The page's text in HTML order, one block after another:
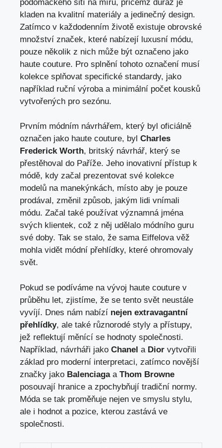
podomáckého šití na míru, přičemž důraz je
kladen na kvalitní materiály a jedinečný design.
Zatímco v každodenním životě existuje obrovské
množství značek, které nabízejí luxusní módu,
pouze několik z nich může být označeno jako
haute couture. Pro splnění tohoto označení musí
kolekce splňovat specifické standardy, jako
například ruční výroba a minimální počet kousků
vytvořených pro sezónu.
Prvním módním návrhářem, který byl oficiálně
označen jako haute couture, byl Charles
Frederick Worth, britský návrhář, který se
přestěhoval do Paříže. Jeho inovativní přístup k
módě, kdy začal prezentovat své kolekce
modelů na manekýnkách, místo aby je pouze
prodával, změnil způsob, jakým lidi vnímali
módu. Začal také používat významná jména
svých klientek, což z něj udělalo módního guru
své doby. Tak se stalo, že sama Eiffelova věž
mohla vidět módní přehlídky, které ohromovaly
svět.
Pokud se podíváme na vývoj haute couture v
průběhu let, zjistíme, že se tento svět neustále
vyvíjí. Dnes nám nabízí nejen extravagantní
přehlídky, ale také různorodé styly a přístupy,
jež reflektují měnící se hodnoty společnosti.
Například, návrháři jako Chanel a Dior vytvořili
základ pro moderní interpretaci, zatímco novější
značky jako Balenciagaa Thom Browne
posouvají hranice a zpochybňují tradiční normy.
Móda se tak proměňuje nejen ve smyslu stylu,
ale i hodnot a pozice, kterou zastává ve
společnosti.